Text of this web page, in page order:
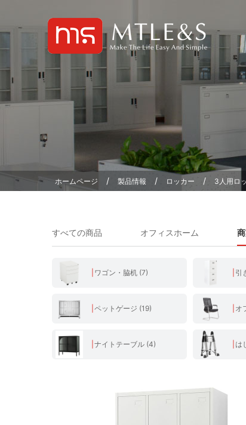
ホームページ / 製品情報 / ロッカー / 3人用ロ
すべての商品 オフィスホーム
ワゴン・脇机 (7) 引
ペットゲージ (19) オ
ナイトテーブル (4) は